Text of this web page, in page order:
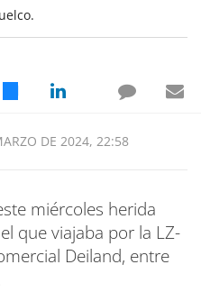
DE 2024, 22:58
miércoles herida
que viajaba por la LZ-
Deiland, entre